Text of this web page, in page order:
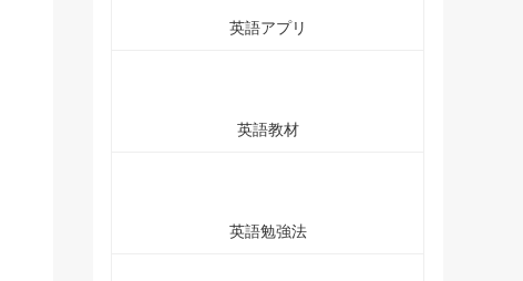
英語アプリ
英語教材
英語勉強法